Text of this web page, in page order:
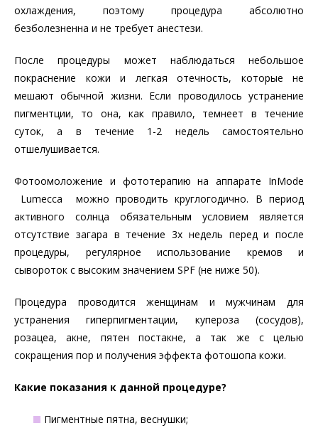
охлаждения, поэтому процедура абсолютно
безболезненна и не требует анестези.
После процедуры может наблюдаться небольшое
покраснение кожи и легкая отечность, которые не
мешают обычной жизни. Если проводилось устранение
пигментции, то она, как правило, темнеет в течение
суток, а в течение 1-2 недель самостоятельно
отшелушивается.
Фотоомоложение и фототерапию на аппарате InMode
Lumecca можно проводить круглогодично. В период
активного солнца обязательным условием является
отсутствие загара в течение 3х недель перед и после
процедуры, регулярное использование кремов и
сывороток с высоким значением SPF (не ниже 50).
Процедура проводится женщинам и мужчинам для
устранения гиперпигментации, купероза (сосудов),
розацеа, акне, пятен постакне, а так же с целью
сокращения пор и получения эффекта фотошопа кожи.
Какие показания к данной процедуре?
Пигментные пятна, веснушки;